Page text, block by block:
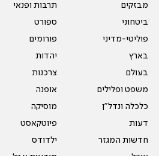
מבזקים
ביטחוני
פוליטי-מדיני
בארץ
בעולם
משפט ופלילים
כלכלה ונדל"ן
דעות
חדשות המגזר
תרבות ופנאי
ספורט
פורומים
יהדות
צרכנות
אופנה
מוסיקה
פיוטקאסט
ילדודס